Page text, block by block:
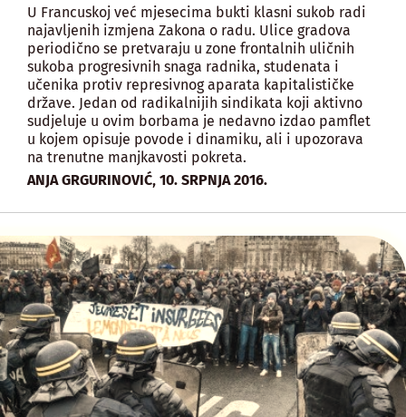
U Francuskoj već mjesecima bukti klasni sukob radi
najavljenih izmjena Zakona o radu. Ulice gradova
periodično se pretvaraju u zone frontalnih uličnih
sukoba progresivnih snaga radnika, studenata i
učenika protiv represivnog aparata kapitalističke
države. Jedan od radikalnijih sindikata koji aktivno
sudjeluje u ovim borbama je nedavno izdao pamflet
u kojem opisuje povode i dinamiku, ali i upozorava
na trenutne manjkavosti pokreta.
ANJA GRGURINOVIĆ, 10. SRPNJA 2016.